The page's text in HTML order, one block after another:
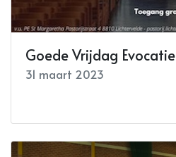
Goede Vrijdag Evocatie
31 maart 2023